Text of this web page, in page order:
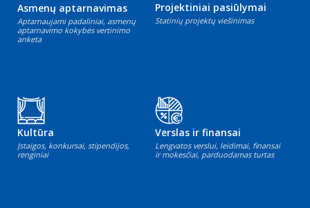
Asmenų aptarnavimas
Aptarnaujami padaliniai, asmenų
aptarnavimo kokybės vertinimo
anketa
Projektiniai pasiūlymai
Statinių projektų viešinimas
Kultūra
Įstaigos, konkursai, stipendijos,
renginiai
Verslas ir finansai
Lengvatos verslui, leidimai, finansai
ir mokesčiai, parduodamas turtas